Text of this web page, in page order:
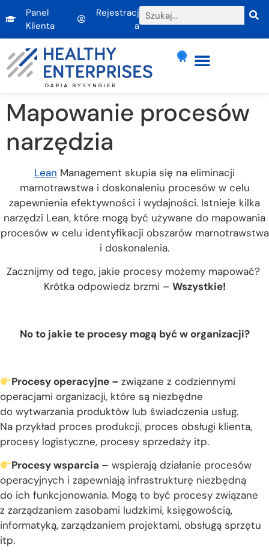
Panel
Klienta
Rejestracj
a
0
Mapowanie procesów
narzędzia
Lean Management skupia się na eliminacji
marnotrawstwa i doskonaleniu procesów w celu
zapewnienia efektywności i wydajności. Istnieje kilka
narzędzi Lean, które mogą być używane do mapowania
procesów w celu identyfikacji obszarów marnotrawstwa
i doskonalenia.
Zacznijmy od tego, jakie procesy możemy mapować?
Krótka odpowiedz brzmi – Wszystkie!
No to jakie te procesy mogą być w organizacji?
Procesy operacyjne –związane z codziennymi
operacjami organizacji, które są niezbędne
do wytwarzania produktów lub świadczenia usług.
Na przykład proces produkcji, proces obsługi klienta,
procesy logistyczne, procesy sprzedaży itp.
Procesy wsparcia – wspierają działanie procesów
operacyjnych i zapewniają infrastrukturę niezbędną
do ich funkcjonowania. Mogą to być procesy związane
z zarządzaniem zasobami ludzkimi, księgowością,
informatyką, zarządzaniem projektami, obsługą sprzętu
itp.